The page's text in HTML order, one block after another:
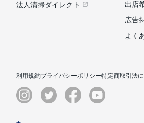
法人清掃ダイレクト
出店
広告
よく
利用規約プライバシーポリシー特定商取引法